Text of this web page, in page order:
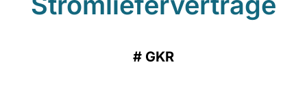
# GKR